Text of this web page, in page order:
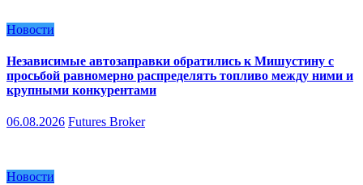
Новости
Независимые автозаправки обратились к Мишустину с
просьбой равномерно распределять топливо между ними и
крупными конкурентами
06.08.2026 Futures Broker
Новости